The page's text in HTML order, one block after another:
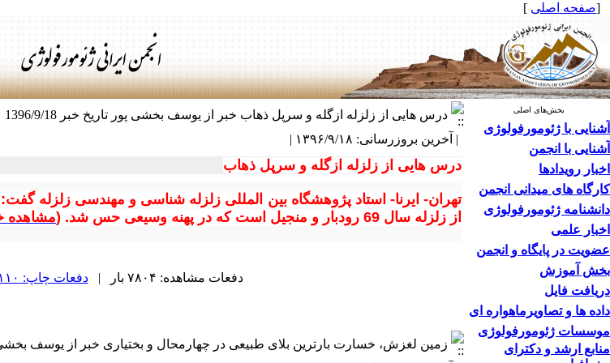
[صفحه اصلی ]
بخش‌های اصلی
آشنایی با ژئومورفولوژی
آشنایی با انجمن
اخبار رویدادها
کارگاه های میدانی انجمن
دانشنامه ژئومورفولوژی
اخبار علمی
عضویت در پایگاه و انجمن
بخش آموزش
دریافت فایل
داده ها و تصاویرماهواره ای
موسسات ژئومورفولوژی
منابع ارشد و دکترای
درس هایی از زلزله ازگله و سرپل ذهاب خبر از یوسف بخشی پور تاریخ خبر 1396/9/18
| آخرین بروزرسانی: ۱۳۹۶/۹/۱۸ |
درس هایی از زلزله ازگله و سرپل ذهاب
تهران- ایرنا- استاد پژوهشگاه بین المللی زلزله شناسی و مهندسی زلزله
از زلزله سال 69 رودبار و منجیل است که در پهنه وسیعی حس شد. (
مشاهده
دفعات مشاهده: ۷۸۰۴ بار | دفعات چاپ: ۱۱۱۰ بار
زمین لغزش، خسارت‌ بارترین بلای طبیعی در چهارمحال و بختیاری خبر از یوسف بخشی پور